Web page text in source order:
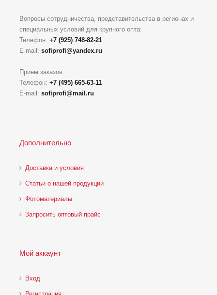
Вопросы сотрудничества, представительства в регионах и
специальных условий для крупного опта:
Телефон: +7 (925) 748-82-21
E-mail: sofiprofi@yandex.ru
Прием заказов:
Телефон: +7 (495) 665-63-11
E-mail: sofiprofi@mail.ru
Дополнительно
Доставка и условия
Статьи о нашей продукции
Фотоматериалы
Запросить оптовый прайс
Мой аккаунт
Вход